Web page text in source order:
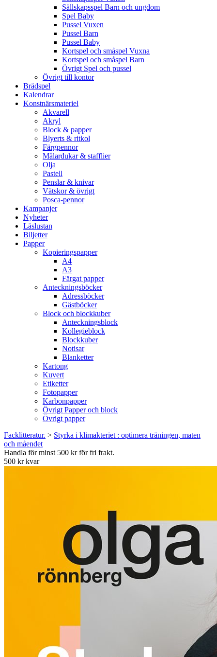
Sällskapsspel Barn och ungdom
Spel Baby
Pussel Vuxen
Pussel Barn
Pussel Baby
Kortspel och småspel Vuxna
Kortspel och småspel Barn
Övrigt Spel och pussel
Övrigt till kontor
Brädspel
Kalendrar
Konstnärsmateriel
Akvarell
Akryl
Block & papper
Blyerts & ritkol
Färgpennor
Målardukar & stafflier
Olja
Pastell
Penslar & knivar
Vätskor & övrigt
Posca-pennor
Kampanjer
Nyheter
Läslustan
Biljetter
Papper
Kopieringspapper
A4
A3
Färgat papper
Anteckningsböcker
Adressböcker
Gästböcker
Block och blockkuber
Anteckningsblock
Kollegieblock
Blockkuber
Notisar
Blanketter
Kartong
Kuvert
Etiketter
Fotopapper
Karbonpapper
Övrigt Papper och block
Övrigt papper
Facklitteratur. > Styrka i klimakteriet : optimera träningen, maten
och måendet
Handla för minst 500 kr för fri frakt.
500 kr kvar